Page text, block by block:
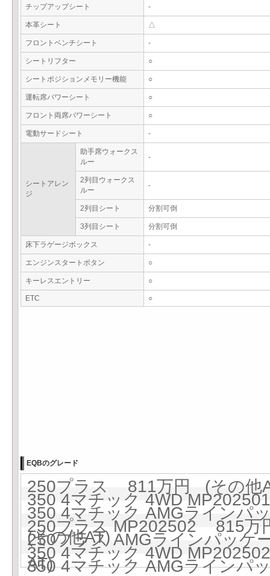
チップアップシート -
本革シート △
フロントベンチシート -
シートリフター ○
シートポジションメモリー機能 ○
運転席パワーシート ○
フロント両席パワーシート ○
電動サードシート -
シートアレン
ジ
助手席ウォークス
ルー
-
2列目ウォークス
ルー
-
2列目シート 分割可倒
3列目シート 分割可倒
床下ラゲージボックス -
エンジンスタートボタン ○
キーレスエントリー ○
ETC ○
EQBのグレード
250プラス 811万円 (その他
350 4マチック 4WD
350 4マチック AMGライン
(その他AT)
250プラス MP202502 815万
250プラス AMGラインパッ
AT)
350 4マチック 4WD
350 4マチック AMGライン